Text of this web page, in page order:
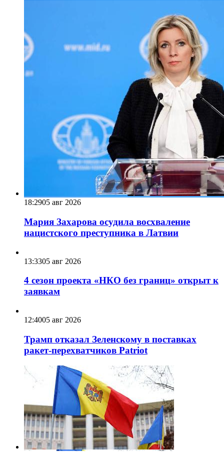
18:2905 авг 2026
Мария Захарова осудила восхваление
нацистского преступника в Латвии
13:3305 авг 2026
4 сезон проекта «НКО без границ» открыт к
заявкам
12:4005 авг 2026
Трамп отказал Зеленскому в поставках
ракет-перехватчиков Patriot